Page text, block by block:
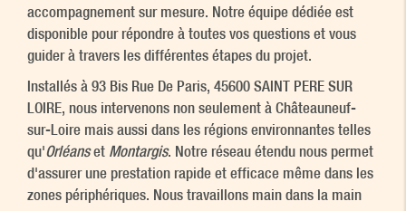
accompagnement sur mesure. Notre équipe dédiée est
disponible pour répondre à toutes vos questions et vous
guider à travers les différentes étapes du projet.
Installés à 93 Bis Rue De Paris, 45600 SAINT PERE SUR
LOIRE, nous intervenons non seulement à Châteauneuf-
sur-Loire mais aussi dans les régions environnantes telles
qu'Orléanset Montargis. Notre réseau étendu nous permet
d'assurer une prestation rapide et efficace même dans les
zones périphériques. Nous travaillons main dans la main